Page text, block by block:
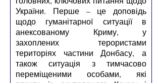
України. Перше – це доповідь
щодо гуманітарної ситуації в
анексованому Криму, у
захоплених терористами
територіях частини Донбасу, а
також ситуація з тимчасово
переміщеними особами, які